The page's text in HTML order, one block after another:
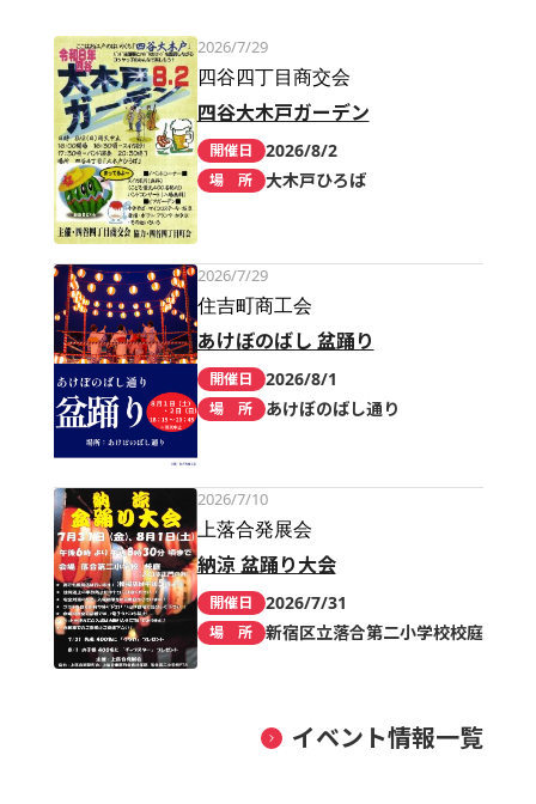
2026/7/29
四谷四丁目商交会
四谷大木戸ガーデン
開催日 2026/8/2
場 所 大木戸ひろば
2026/7/29
住吉町商工会
あけぼのばし 盆踊り
開催日 2026/8/1
場 所 あけぼのばし通り
2026/7/10
上落合発展会
納涼 盆踊り大会
開催日 2026/7/31
場 所 新宿区立落合第二小学校校庭
イベント情報一覧